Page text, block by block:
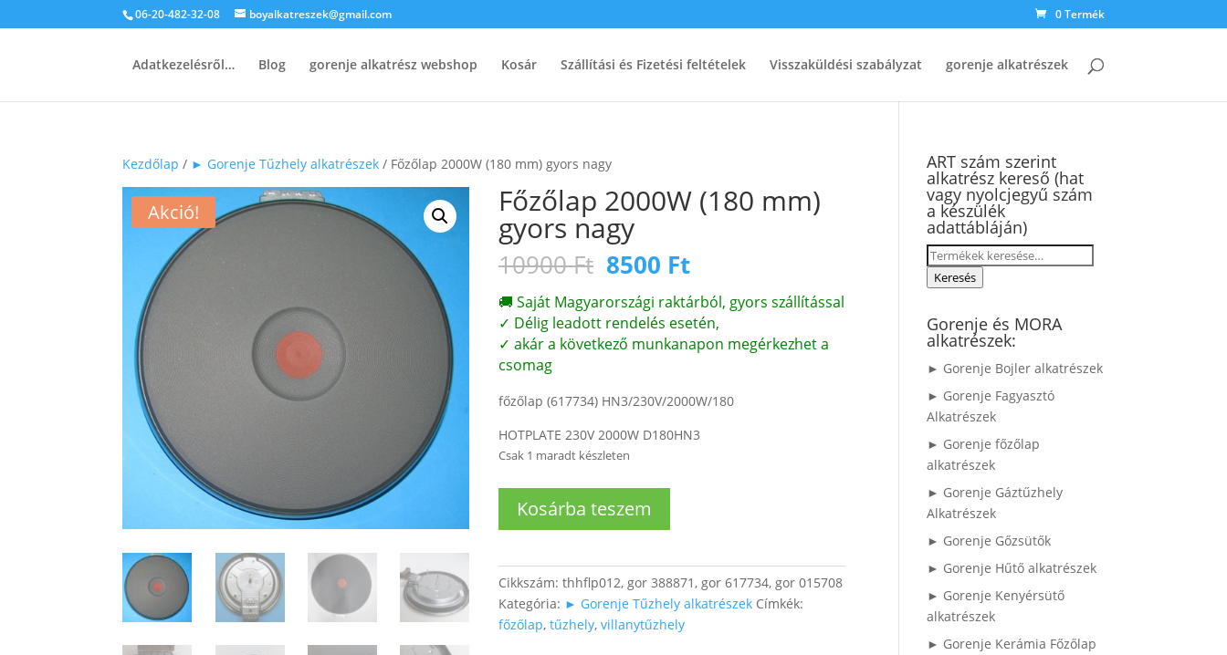
06-20-482-32-08 boyalkatreszek@gmail.com 0 Termék
Adatkezelésről… Blog gorenje alkatrész webshop Kosár Szállítási és Fizetési feltételek Visszaküldési szabályzat gorenje alkatrészek
Kezdőlap / ► Gorenje Tűzhely alkatrészek / Főzőlap 2000W (180 mm) gyors nagy
Akció! Főzőlap 2000W (180 mm)
gyors nagy
10900Ft Original
price
was:
10900 Ft.
8500 FtCurrent
price
is:
8500 Ft.
🚚 Saját Magyarországi raktárból, gyors szállítással
✓ Délig leadott rendelés esetén,
✓ akár a következő munkanapon megérkezhet a
csomag
főzőlap (617734) HN3/230V/2000W/180
HOTPLATE 230V 2000W D180HN3
Csak 1 maradt készleten
2000W
gyors
nagy
mennyiség
Kosárba teszem
Cikkszám:thhflp012, gor 388871, gor 617734, gor 015708
Kategória: ► Gorenje Tűzhely alkatrészek Címkék:
főzőlap,tűzhely,villanytűzhely
ART szám szerint
alkatrész kereső (hat
vagy nyolcjegyű szám
a készülék
adattábláján)
Keresés
a Keresés
Gorenje és MORA
alkatrészek:
► Gorenje Bojler alkatrészek
► Gorenje Fagyasztó
Alkatrészek
► Gorenje főzőlap
alkatrészek
► Gorenje Gáztűzhely
Alkatrészek
► Gorenje Gőzsütők
► Gorenje Hűtő alkatrészek
► Gorenje Kenyérsütő
alkatrészek
► Gorenje Kerámia Főzőlap